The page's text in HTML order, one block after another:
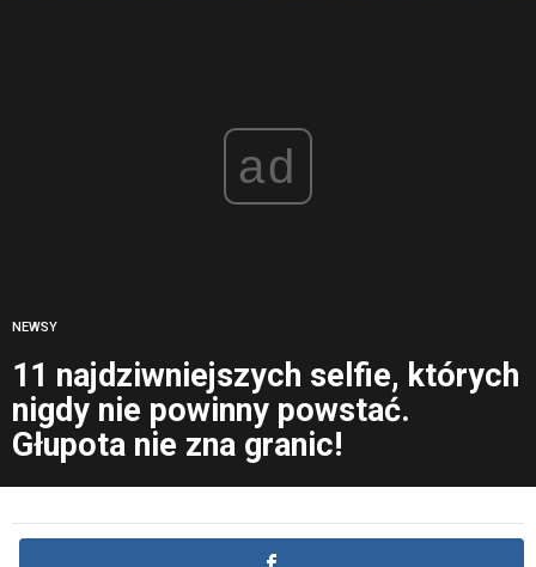
ad
NEWSY
11 najdziwniejszych selfie, których
nigdy nie powinny powstać.
Głupota nie zna granic!